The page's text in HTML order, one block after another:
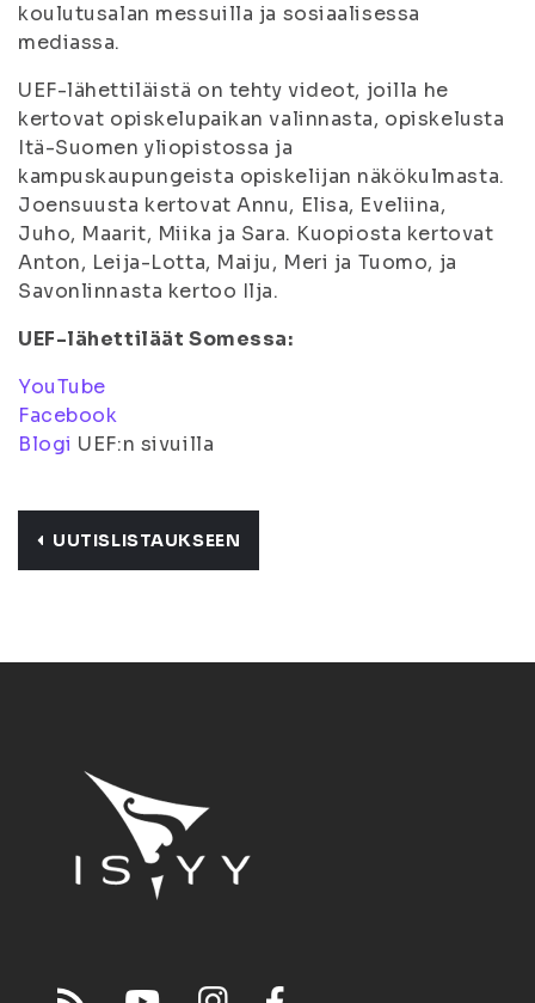
koulutusalan messuilla ja sosiaalisessa
mediassa.
UEF-lähettiläistä on tehty videot, joilla he
kertovat opiskelupaikan valinnasta, opiskelusta
Itä-Suomen yliopistossa ja
kampuskaupungeista opiskelijan näkökulmasta.
Joensuusta kertovat Annu, Elisa, Eveliina,
Juho, Maarit, Miika ja Sara. Kuopiosta kertovat
Anton, Leija-Lotta, Maiju, Meri ja Tuomo, ja
Savonlinnasta kertoo Ilja.
UEF-lähettiläät Somessa:
YouTube
Facebook
Blogi UEF:n sivuilla
UUTISLISTAUKSEEN